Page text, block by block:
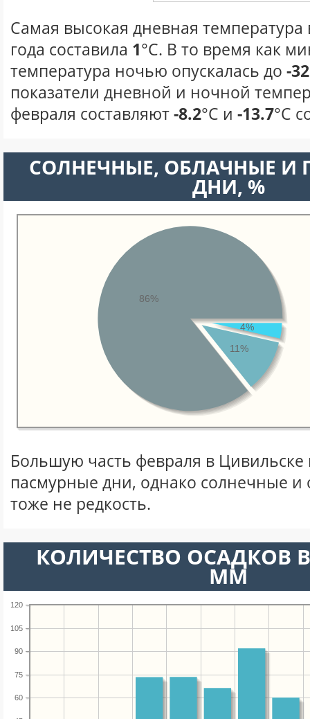
Самая высокая дневная температура
года составила 1°С. В то время как
температура ночью опускалась до -32
показатели дневной и ночной
февраля составляют-8.2°С и -13.7°С
CОЛНЕЧНЫЕ, ОБЛАЧНЫЕ И
ДНИ, %
4%
11%
86%
Большую часть февраля в
пасмурные дни, однако солнечные
тоже не редкость.
КОЛИЧЕСТВО ОСАДКОВ
ММ
60
75
90
105
120